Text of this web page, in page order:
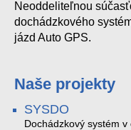
Neoddeliteľnou
dochádzkového
jázd Auto GPS.
Naše projekty
SYSDO
Dochádzkový systém v